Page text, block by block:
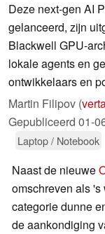
Deze next-gen AI
gelanceerd, zijn
Blackwell GPU-
lokale agents en
ontwikkelaars en
Martin Filipov (
Gepubliceerd 01-
Laptop / Notebook
Naast de nieuwe
omschreven als
categorie dunne
de aankondiging